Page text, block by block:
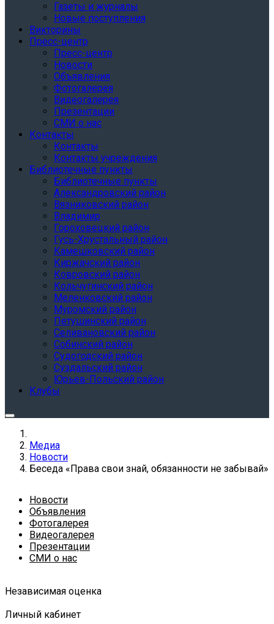
Газеты и журналы
Новые поступления
Викторины
Пресс-центр
Пресс-центр
Новости
Объявления
Фотогалерея
Видеогалерея
Презентации
СМИ о нас
Контакты
Контакты
Контакты учреждения
Библиотечные пункты
Библиотечные пункты
Александровский район
Вязниковский район
Владимир
Гороховецкий район
Гусь-Хрустальный район
Камешковский район
Киржачский район
Ковровский район
Кольчугинский район
Меленковский район
Муромский район
Петушинский район
Селивановский район
Собинский район
Судогодский район
Суздальский район
Юрьев-Польский район
Клубы
Медиа
Новости
Беседа «Права свои знай, обязанности не забывай»
Новости
Объявления
Фотогалерея
Видеогалерея
Презентации
СМИ о нас
Независимая оценка
Личный кабинет